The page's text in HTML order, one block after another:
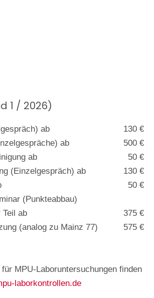
1 / 2026)
ab
130 €
ab
500 €
ab
50 €
(Einzelgespräch) ab
130 €
50 €
(Punkteabbau)
ab
375 €
(analog zu Mainz 77)
575 €
MPU-Laboruntersuchungen finden
laborkontrollen.de